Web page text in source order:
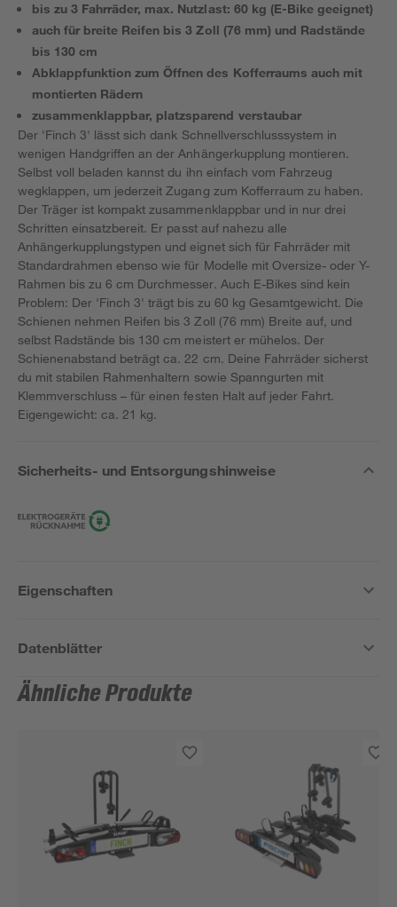
bis zu 3 Fahrräder, max. Nutzlast: 60 kg (E-Bike geeignet)
auch für breite Reifen bis 3 Zoll (76 mm) und Radstände
bis 130 cm
Abklappfunktion zum Öffnen des Kofferraums auch mit
montierten Rädern
zusammenklappbar, platzsparend verstaubar
Der 'Finch 3' lässt sich dank Schnellverschlusssystem in
wenigen Handgriffen an der Anhängerkupplung montieren.
Selbst voll beladen kannst du ihn einfach vom Fahrzeug
wegklappen, um jederzeit Zugang zum Kofferraum zu haben.
Der Träger ist kompakt zusammenklappbar und in nur drei
Schritten einsatzbereit. Er passt auf nahezu alle
Anhängerkupplungstypen und eignet sich für Fahrräder mit
Standardrahmen ebenso wie für Modelle mit Oversize- oder Y-
Rahmen bis zu 6 cm Durchmesser. Auch E-Bikes sind kein
Problem: Der 'Finch 3' trägt bis zu 60 kg Gesamtgewicht. Die
Schienen nehmen Reifen bis 3 Zoll (76 mm) Breite auf, und
selbst Radstände bis 130 cm meistert er mühelos. Der
Schienenabstand beträgt ca. 22 cm. Deine Fahrräder sicherst
du mit stabilen Rahmenhaltern sowie Spanngurten mit
Klemmverschluss – für einen festen Halt auf jeder Fahrt.
Eigengewicht: ca. 21 kg.
Sicherheits- und Entsorgungshinweise
Eigenschaften
Datenblätter
Ähnliche Produkte